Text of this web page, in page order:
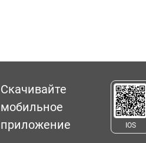
Скачивайте
мобильное
приложение
IOS